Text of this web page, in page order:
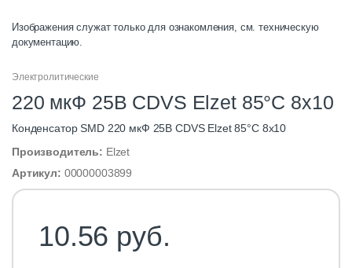
Изображения служат только для ознакомления, см. техническую
документацию.
Электролитические
220 мкФ 25В CDVS Elzet 85°C 8х10
Конденсатор SMD 220 мкФ 25В CDVS Elzet 85°C 8х10
Производитель: Elzet
Артикул: 00000003899
10.56 руб.